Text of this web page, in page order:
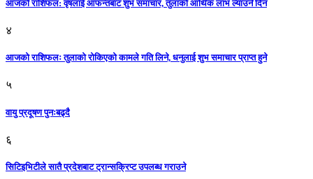
आजकाे राशिफल: वृषलाई आफन्तबाट शुभ समाचार, तुलाकाे आर्थिक लाभ ल्याउने दिन
४
आजको राशिफलः तुलाकाे रोकिएको कामले गति लिने, धनुलाई शुभ समाचार प्राप्त हुने
५
वायु प्रदूषण पुनःबढ्दै
६
सिटिइभिटीले सातै प्रदेशबाट ट्रान्सक्रिप्ट उपलब्ध गराउने